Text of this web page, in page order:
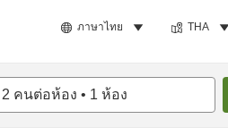
ภาษาไทย THA
2 คนต่อห้อง • 1 ห้อง